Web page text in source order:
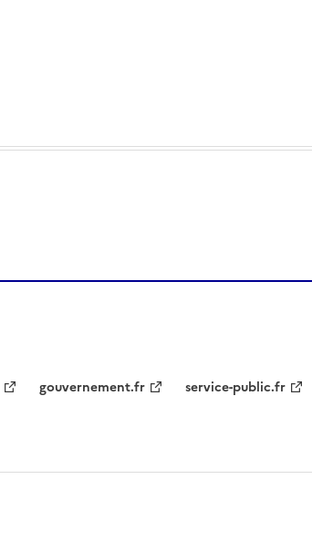
gouvernement.fr service-public.fr